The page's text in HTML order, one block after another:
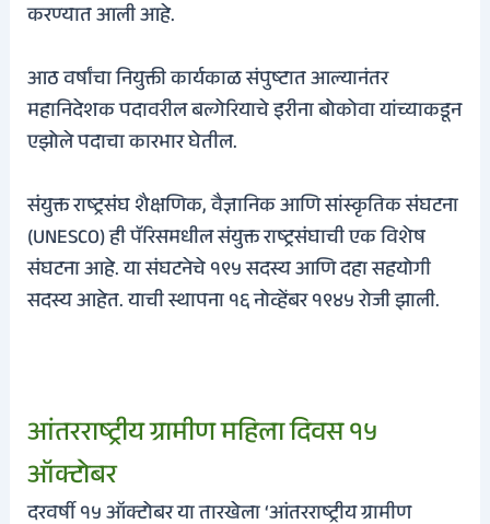
करण्यात आली आहे.
आठ वर्षांचा नियुक्ती कार्यकाळ संपुष्टात आल्यानंतर
महानिदेशक पदावरील बल्गेरियाचे इरीना बोकोवा यांच्याकडून
एझोले पदाचा कारभार घेतील.
संयुक्त राष्ट्रसंघ शैक्षणिक, वैज्ञानिक आणि सांस्कृतिक संघटना
(UNESCO) ही पॅरिसमधील संयुक्त राष्ट्रसंघाची एक विशेष
संघटना आहे. या संघटनेचे १९५ सदस्य आणि दहा सहयोगी
सदस्य आहेत. याची स्थापना १६ नोव्हेंबर १९४५ रोजी झाली.
आंतरराष्ट्रीय ग्रामीण महिला दिवस १५
ऑक्टोबर
दरवर्षी १५ ऑक्टोबर या तारखेला ‘आंतरराष्ट्रीय ग्रामीण